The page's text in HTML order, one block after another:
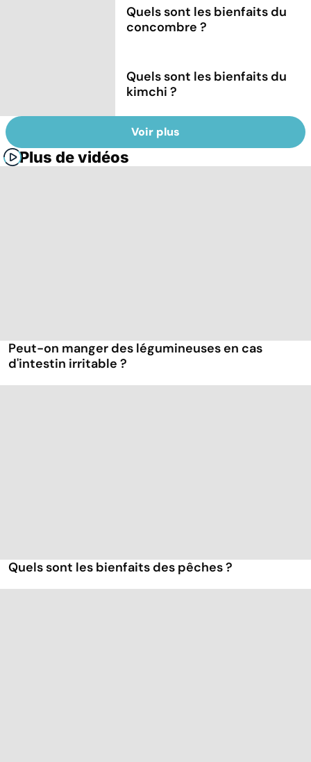
Quels sont les bienfaits du
concombre ?
Quels sont les bienfaits du
kimchi ?
Voir plus
Plus de vidéos
Peut-on manger des légumineuses en cas
d'intestin irritable ?
Quels sont les bienfaits des pêches ?